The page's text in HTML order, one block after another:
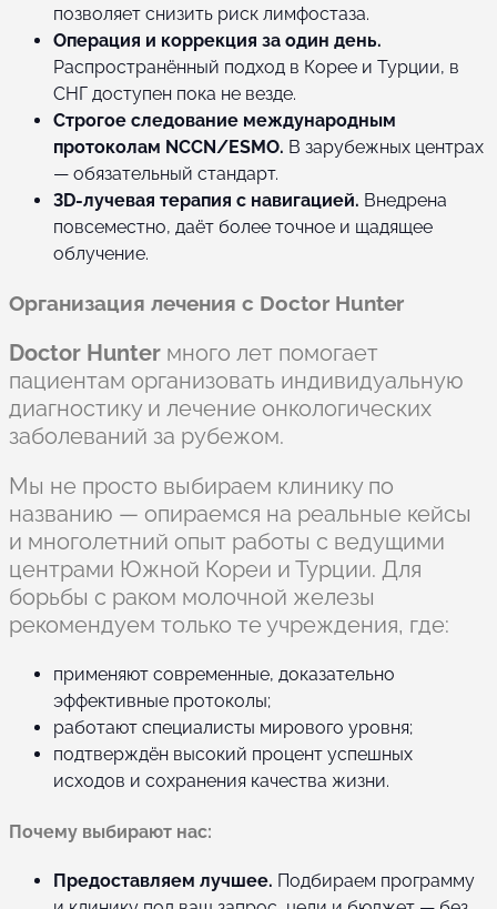
позволяет снизить риск лимфостаза.
Операция и коррекция за один день.
Распространённый подход в Корее и Турции, в
СНГ доступен пока не везде.
Строгое следование международным
протоколам NCCN/ESMO. В зарубежных центрах
— обязательный стандарт.
3D-лучевая терапия с навигацией. Внедрена
повсеместно, даёт более точное и щадящее
облучение.
Организация лечения с Doctor Hunter
Doctor Hunter много лет помогает
пациентам организовать индивидуальную
диагностику и лечение онкологических
заболеваний за рубежом.
Мы не просто выбираем клинику по
названию — опираемся на реальные кейсы
и многолетний опыт работы с ведущими
центрами Южной Кореи и Турции. Для
борьбы с раком молочной железы
рекомендуем только те учреждения, где:
применяют современные, доказательно
эффективные протоколы;
работают специалисты мирового уровня;
подтверждён высокий процент успешных
исходов и сохранения качества жизни.
Почему выбирают нас:
Предоставляем лучшее. Подбираем программу